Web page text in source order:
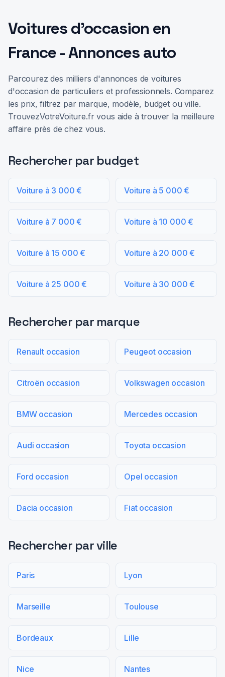
Voitures d'occasion en
France - Annonces auto
Parcourez des milliers d'annonces de voitures
d'occasion de particuliers et professionnels. Comparez
les prix, filtrez par marque, modèle, budget ou ville.
TrouvezVotreVoiture.fr vous aide à trouver la meilleure
affaire près de chez vous.
Rechercher par budget
Voiture à 3 000 € Voiture à 5 000 €
Voiture à 7 000 € Voiture à 10 000 €
Voiture à 15 000 € Voiture à 20 000 €
Voiture à 25 000 € Voiture à 30 000 €
Rechercher par marque
Renault occasion Peugeot occasion
Citroën occasion Volkswagen occasion
BMW occasion Mercedes occasion
Audi occasion Toyota occasion
Ford occasion Opel occasion
Dacia occasion Fiat occasion
Rechercher par ville
Paris Lyon
Marseille Toulouse
Bordeaux Lille
Nice Nantes